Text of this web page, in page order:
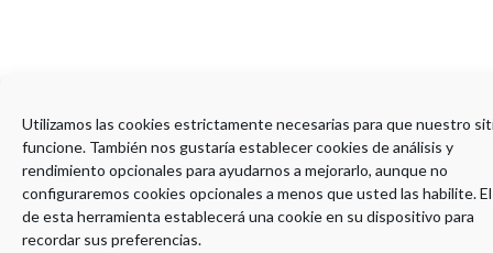
Utilizamos las cookies estrictamente necesarias para que nuestro
funcione. También nos gustaría establecer cookies de análisis y
rendimiento opcionales para ayudarnos a mejorarlo, aunque no
configuraremos cookies opcionales a menos que usted las habilite.
de esta herramienta establecerá una cookie en su dispositivo para
recordar sus preferencias.